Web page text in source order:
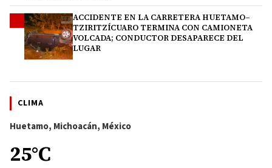
ACCIDENTE EN LA CARRETERA HUETAMO–
TZIRITZÍCUARO TERMINA CON CAMIONETA
VOLCADA; CONDUCTOR DESAPARECE DEL
LUGAR
CLIMA
Huetamo, Michoacán, México
25°C